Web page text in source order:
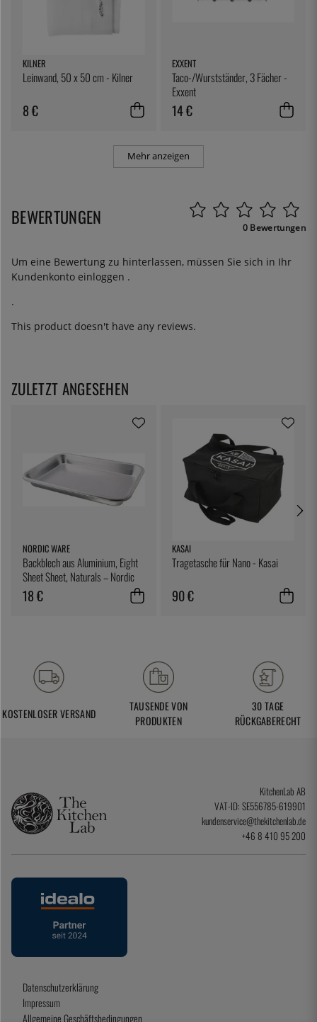
KILNER
Leinwand, 50 x 50 cm - Kilner
8 €
EXXENT
Taco-/Wurstständer, 3 Fächer -
Exxent
14 €
Mehr anzeigen
BEWERTUNGEN 0 Bewertungen
Um eine Bewertung zu hinterlassen, müssen Sie sich in Ihr
Kundenkonto einloggen .
.
This product doesn't have any reviews.
ZULETZT ANGESEHEN
NORDIC WARE
Backblech aus Aluminium, Eight
Sheet Sheet, Naturals – Nordic
Ware
18 €
KASAI
Tragetasche für Nano - Kasai
90 €
KOSTENLOSER VERSAND
TAUSENDE VON
PRODUKTEN
30 TAGE
RÜCKGABERECHT
KitchenLab AB
VAT-ID: SE556785-619901
kundenservice@thekitchenlab.de
+46 8 410 95 200
Datenschutzerklärung
Impressum
Allgemeine Geschäftsbedingungen